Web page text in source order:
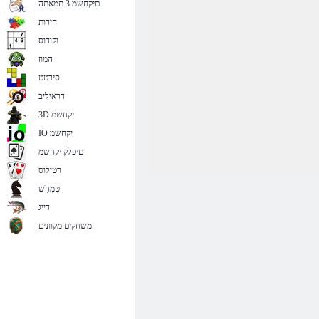
םיקחשמ 3 תמאתה
חידות
וקודוס
המוז
סירטט
דראיליב
3D יקחשמ
IO יקחשמ
םיפלק יקחשמ
רטילוס
טָמְחַׁש
דייג
משחקים מקוונים